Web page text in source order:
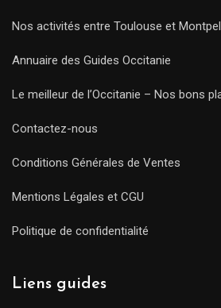
Nos activités entre Toulouse et
Annuaire des Guides Occitanie
Le meilleur de l’Occitanie – Nos bons
Contactez-nous
Conditions Générales de Ventes
Mentions Légales et CGU
Politique de confidentialité
Liens guides